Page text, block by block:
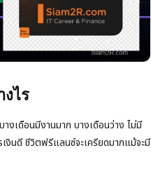
ไร
งเดือนมีงานมาก บางเดือนว่าง ไม่มี
งินดี ชีวิตฟรีแลนซ์จะเครียดมากแม้จะมี